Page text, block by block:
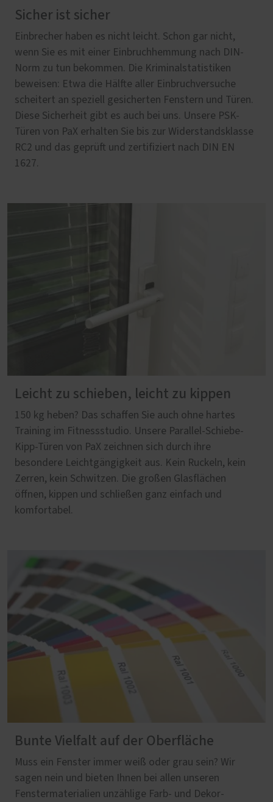
Sicher ist sicher
Einbrecher haben es nicht leicht. Schon gar nicht,
wenn Sie es mit einer Einbruchhemmung nach DIN-
Norm zu tun bekommen. Die Kriminalstatistiken
beweisen: Etwa die Hälfte aller Einbruchversuche
scheitert an speziell gesicherten Fenstern und Türen.
Diese Sicherheit gibt es auch bei uns. Unsere PSK-
Türen von PaX erhalten Sie bis zur Widerstandsklasse
RC2 und das geprüft und zertifiziert nach DIN EN
1627.
Leicht zu schieben, leicht zu kippen
150 kg heben? Das schaffen Sie auch ohne hartes
Training im Fitnessstudio. Unsere Parallel-Schiebe-
Kipp-Türen von PaX zeichnen sich durch ihre
besondere Leichtgängigkeit aus. Kein Ruckeln, kein
Zerren, kein Schwitzen. Die großen Glasflächen
öffnen, kippen und schließen ganz einfach und
komfortabel.
Bunte Vielfalt auf der Oberfläche
Muss ein Fenster immer weiß oder grau sein? Wir
sagen nein und bieten Ihnen bei allen unseren
Fenstermaterialien unzählige Farb- und Dekor-